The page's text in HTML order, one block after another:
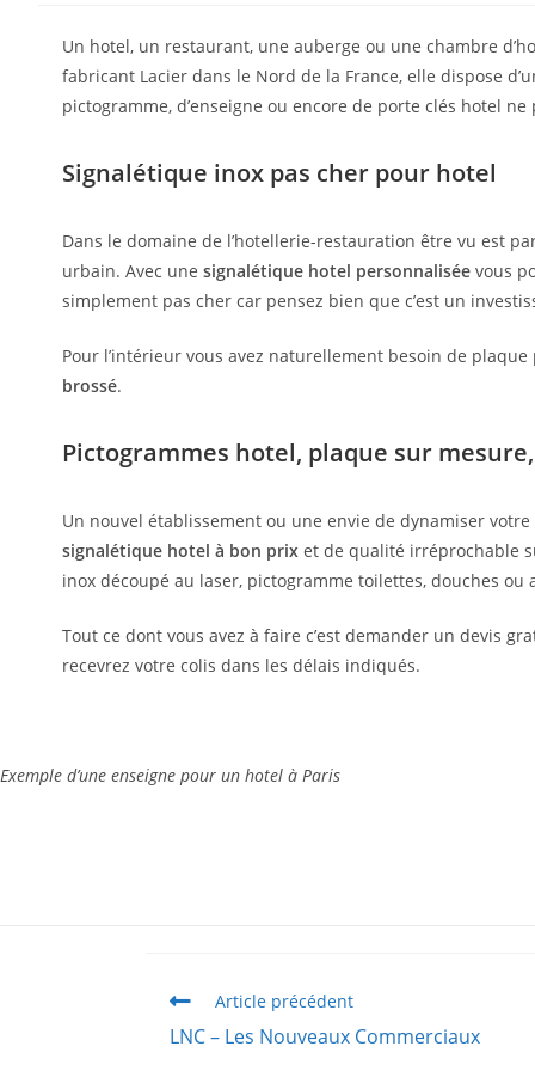
Un hotel, un restaurant, une auberge ou une chambre
fabricant Lacier dans le Nord de la France, elle dispose
pictogramme, d’enseigne ou encore de porte clés hotel
Signalétique inox pas cher pour hotel
Dans le domaine de l’hotellerie-restauration être vu est
urbain. Avec une signalétique hotel personnalisée vous
simplement pas cher car pensez bien que c’est un
Pour l’intérieur vous avez naturellement besoin de
brossé.
Pictogrammes hotel, plaque sur
Un nouvel établissement ou une envie de dynamiser
signalétique hotel à bon prix et de qualité irréprochable
inox découpé au laser, pictogramme toilettes, douches ou
Tout ce dont vous avez à faire c’est demander un devis
recevrez votre colis dans les délais indiqués.
Exemple d’une enseigne pour un hotel à Paris
Article précédent
LNC – Les Nouveaux Commerciaux